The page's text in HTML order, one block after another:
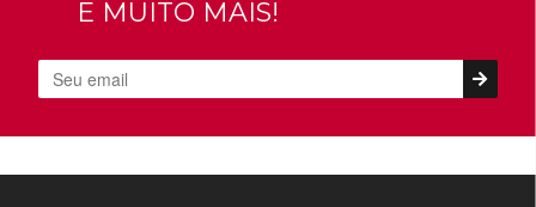
E MUITO MAIS!